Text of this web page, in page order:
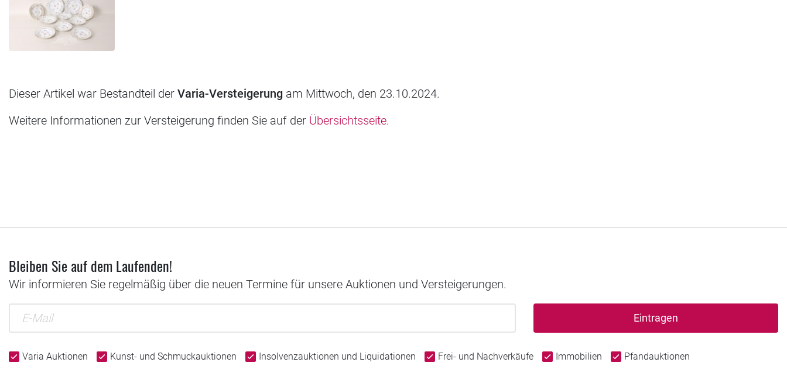
Dieser Artikel war Bestandteil der Varia-Versteigerung am Mittwoch, den 23.10.2024.
Weitere Informationen zur Versteigerung finden Sie auf der Übersichtsseite.
Bleiben Sie auf dem Laufenden!
Wir informieren Sie regelmäßig über die neuen Termine für unsere Auktionen und Versteigerungen.
Eintragen
Varia Auktionen Kunst- und Schmuckauktionen Insolvenzauktionen und Liquidationen Frei- und Nachverkäufe Immobilien Pfandauktionen